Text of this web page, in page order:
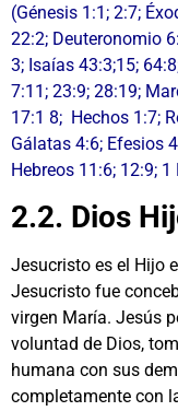
(Génesis 1:1; 2:7;
22:2; Deuteronomio
3; Isaías 43:3;15;
7:11; 23:9; 28:19;
17:1 8; Hechos 1:7;
Gálatas 4:6; Efesios
Hebreos 11:6; 12:9;
2.2. Dios
Jesucristo es el Hijo
Jesucristo fue
virgen María. Jesús
voluntad de Dios,
humana con sus
completamente con